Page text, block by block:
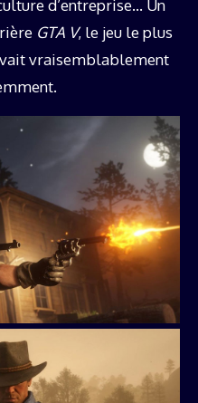
d’entreprise… Un
GTA V, le jeu le plus
vraisemblablement